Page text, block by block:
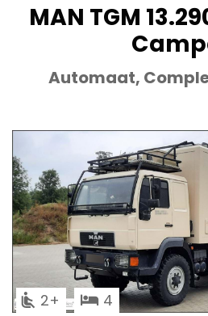
MAN TGM
Automaat,
2 4